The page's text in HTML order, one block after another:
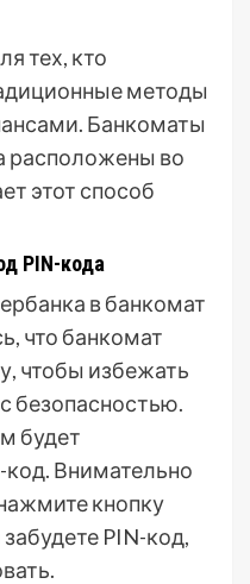
тех, кто
методы
Банкоматы
расположены во
этот способ
PIN-кода
в банкомат
что банкомат
чтобы избежать
безопасностью.
будет
Внимательно
кнопку
PIN-код,